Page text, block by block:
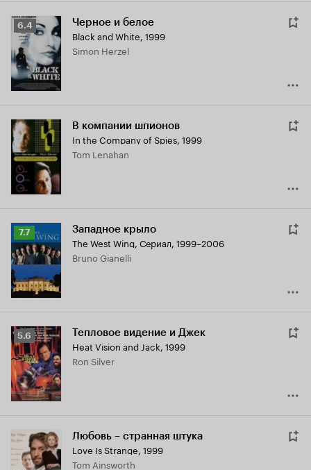
Рейтинг
Кинопоиска
6.4
6.4 Черное и белое
Black and White, 1999
Simon Herzel
В компании шпионов
In the Company of Spies, 1999
Tom Lenahan
Рейтинг
Кинопоиска
7.7
7.7 Западное крыло
The West Wing, Сериал, 1999–2006
Bruno Gianelli
Рейтинг
Кинопоиска
5.6
5.6 Тепловое видение и Джек
Heat Vision and Jack, 1999
Ron Silver
Любовь – странная штука
Love Is Strange, 1999
Tom Ainsworth